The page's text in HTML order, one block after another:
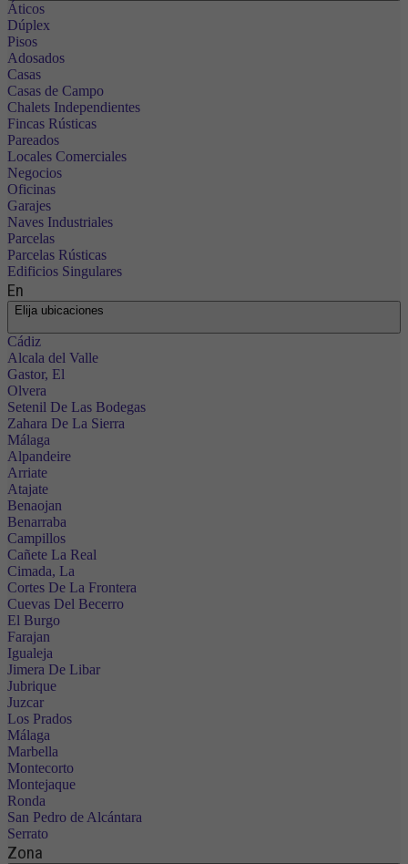
Áticos
Dúplex
Pisos
Adosados
Casas
Casas de Campo
Chalets Independientes
Fincas Rústicas
Pareados
Locales Comerciales
Negocios
Oficinas
Garajes
Naves Industriales
Parcelas
Parcelas Rústicas
Edificios Singulares
En
Elija ubicaciones
Cádiz
Alcala del Valle
Gastor, El
Olvera
Setenil De Las Bodegas
Zahara De La Sierra
Málaga
Alpandeire
Arriate
Atajate
Benaojan
Benarraba
Campillos
Cañete La Real
Cimada, La
Cortes De La Frontera
Cuevas Del Becerro
El Burgo
Farajan
Igualeja
Jimera De Libar
Jubrique
Juzcar
Los Prados
Málaga
Marbella
Montecorto
Montejaque
Ronda
San Pedro de Alcántara
Serrato
Zona